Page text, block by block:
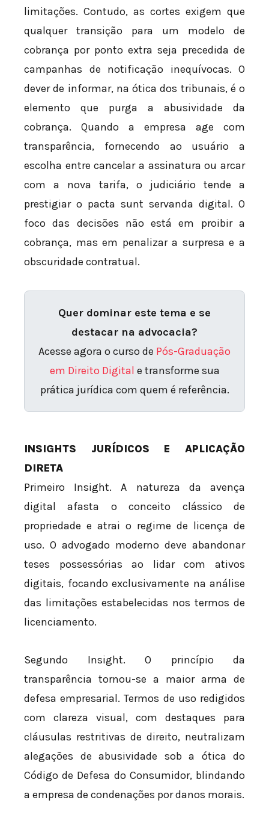
limitações. Contudo, as cortes exigem que
qualquer transição para um modelo de
cobrança por ponto extra seja precedida de
campanhas de notificação inequívocas. O
dever de informar, na ótica dos tribunais, é o
elemento que purga a abusividade da
cobrança. Quando a empresa age com
transparência, fornecendo ao usuário a
escolha entre cancelar a assinatura ou arcar
com a nova tarifa, o judiciário tende a
prestigiar o pacta sunt servanda digital. O
foco das decisões não está em proibir a
cobrança, mas em penalizar a surpresa e a
obscuridade contratual.
Quer dominar este tema e se
destacar na advocacia?
Acesse agora o curso de Pós-Graduação
em Direito Digital e transforme sua
prática jurídica com quem é referência.
INSIGHTS JURÍDICOS E APLICAÇÃO
DIRETA
Primeiro Insight. A natureza da avença
digital afasta o conceito clássico de
propriedade e atrai o regime de licença de
uso. O advogado moderno deve abandonar
teses possessórias ao lidar com ativos
digitais, focando exclusivamente na análise
das limitações estabelecidas nos termos de
licenciamento.
Segundo Insight. O princípio da
transparência tornou-se a maior arma de
defesa empresarial. Termos de uso redigidos
com clareza visual, com destaques para
cláusulas restritivas de direito, neutralizam
alegações de abusividade sob a ótica do
Código de Defesa do Consumidor, blindando
a empresa de condenações por danos morais.